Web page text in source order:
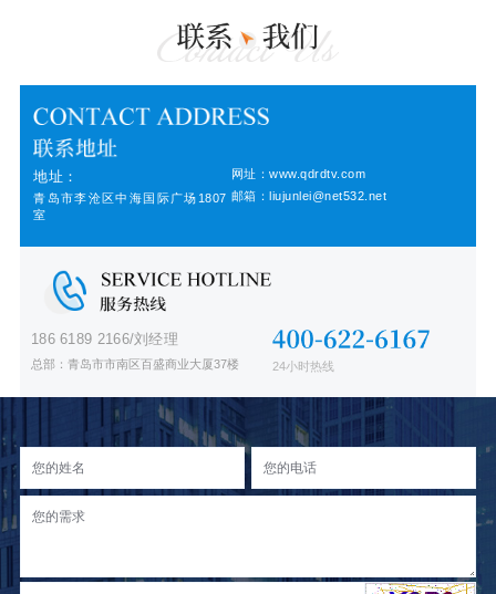
地址：
青岛市李沧区中海国际广场1807
室
网址：www.qdrdtv.com
邮箱：liujunlei@net532.net
186 6189 2166/刘经理
总部：青岛市市南区百盛商业大厦37楼 24小时热线